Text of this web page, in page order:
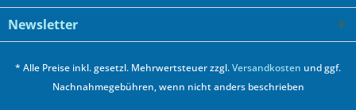
Newsletter
* Alle Preise inkl. gesetzl. Mehrwertsteuer zzgl.Versandkosten und ggf.
Nachnahmegebühren, wenn nicht anders beschrieben